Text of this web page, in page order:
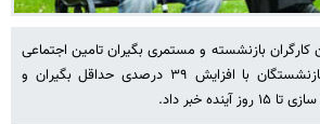
بازنشسته و مستمری بگیران تامین اجتماعی
تهران از پرداخت حقوق بازنشستگان با افزایش ۳۹ درصدی حداقل بگیران و
خبر داد.